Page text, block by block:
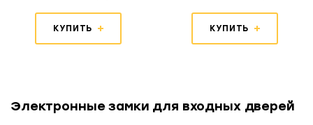
КУПИТЬ КУПИТЬ
Электронные замки для входных дверей